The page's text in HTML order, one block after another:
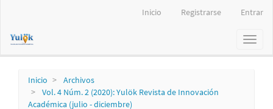
principal
Inicio Registrarse Entrar
Toggle
Inicio
Archivos
Vol. 4 Núm. 2 (2020): Yulök Revista de Innovación
Académica (julio - diciembre)